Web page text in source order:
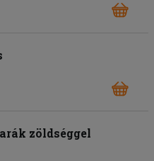
zöldséggel